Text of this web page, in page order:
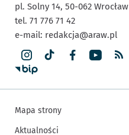
pl. Solny 14, 50-062 Wrocław
tel. 71 776 71 42
e-mail: redakcja@araw.pl
Mapa strony
Aktualności